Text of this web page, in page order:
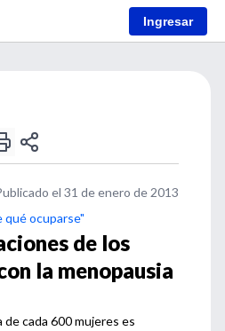
Ingresar
el 31 de enero de 2013
qué ocuparse"
de los
la menopausia
de cada 600 mujeres es